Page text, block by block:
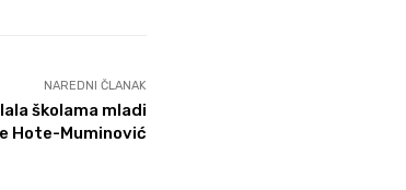
NAREDNI ČLANAK
školama mladi
Hote-Muminović